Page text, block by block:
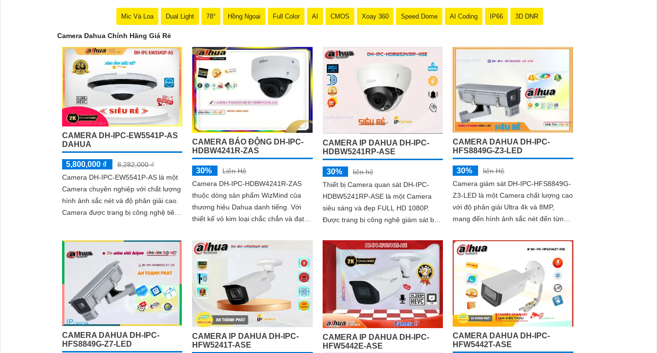
Mic Và Loa Dual Light 78° Hồng Ngoại Full Color AI CMOS Xoay 360 Speed Dome AI Coding IP66 3D DNR
Camera Dahua Chính Hãng Giá Rẻ
CAMERA DH-IPC-EW5541P-AS
DAHUA
5,800,000 ₫
8,282,000 ₫
Camera DH-IPC-EW5541P-AS là một
Camera chuyên nghiệp với chất lượng
hình ảnh sắc nét và độ phân giải cao.
Camera được trang bị công nghệ tiên
CAMERA BÁO ĐỘNG DH-IPC-
HDBW4241R-ZAS
30%
Liên Hệ
Camera DH-IPC-HDBW4241R-ZAS
thuộc dòng sản phẩm WizMind của
thương hiệu Dahua danh tiếng. Với
thiết kế vỏ kim loại chắc chắn và đạt
camera này...
CAMERA IP DAHUA DH-IPC-
HDBW5241RP-ASE
30%
liên hệ
Thiết bị Camera quan sát DH-IPC-
HDBW5241RP-ASE là một Camera
siêu sáng và đẹp FULL HD 1080P.
Được trang bị công nghệ giám sát ban
đến 50m, camera này đảm bảo hiệu
quả trong việc giám sát ban đêm
CAMERA DAHUA DH-IPC-
HFS8849G-Z3-LED
30%
liên Hệ
Camera giám sát DH-IPC-HFS8849G-
Z3-LED là một Camera chất lượng cao
với độ phân giải Ultra 4k và 8MP,
mang đến hình ảnh sắc nét đến từng
số...
CAMERA DAHUA DH-IPC-
HFS8849G-Z7-LED
CAMERA IP DAHUA DH-IPC-
HFW5241T-ASE
CAMERA IP DAHUA DH-IPC-
HFW5442E-ASE
CAMERA DAHUA DH-IPC-
HFW5442T-ASE